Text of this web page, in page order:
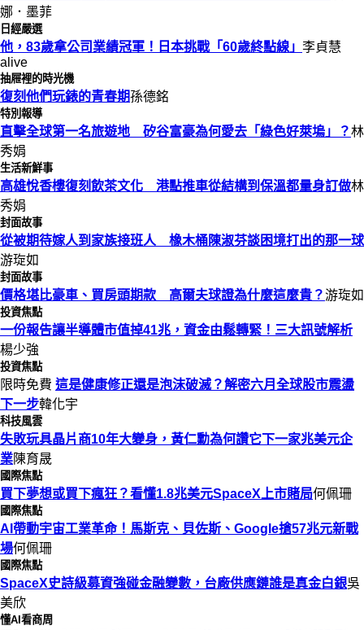
娜．墨菲
日經嚴選
他，83歲拿公司業績冠軍！日本挑戰「60歲終點線」 李貞慧
alive
抽屜裡的時光機
復刻他們玩錶的青春期孫德銘
特別報導
直擊全球第一名旅遊地 矽谷富豪為何愛去「綠色好萊塢」？林
秀娟
生活新鮮事
高雄悅香樓復刻飲茶文化 港點推車從結構到保溫都量身訂做林
秀娟
封面故事
從被期待嫁人到家族接班人 橡木桶陳淑芬談困境打出的那一球
游琁如
封面故事
價格堪比豪車、買房頭期款 高爾夫球證為什麼這麼貴？游琁如
投資焦點
一份報告讓半導體市值掉41兆，資金由鬆轉緊！三大訊號解析
楊少強
投資焦點
限時免費 這是健康修正還是泡沫破滅？解密六月全球股市震盪
下一步韓化宇
科技風雲
失敗玩具晶片商10年大變身，黃仁勳為何讚它下一家兆美元企
業陳育晟
國際焦點
買下夢想或買下瘋狂？看懂1.8兆美元SpaceX上市賭局何佩珊
國際焦點
AI帶動宇宙工業革命！馬斯克、貝佐斯、Google搶57兆元新戰
場何佩珊
國際焦點
SpaceX史詩級募資強碰金融變數，台廠供應鏈誰是真金白銀吳
美欣
懂AI看商周